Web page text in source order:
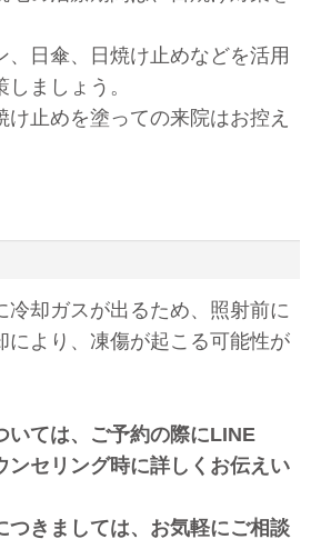
、日傘、日焼け止めなどを活用
ましょう。
け止めを塗っての来院はお控え
冷却ガスが出るため、照射前に
により、凍傷が起こる可能性が
いては、ご予約の際にLINE
ンセリング時に詳しくお伝えい
つきましては、お気軽にご相談